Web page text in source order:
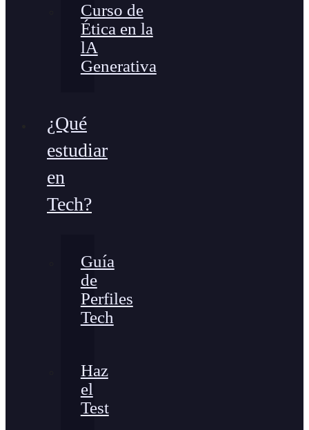
Curso de
Ética en la
lA
Generativa
¿Qué
estudiar
en
Tech?
Guía
de
Perfiles
Tech
Haz
el
Test